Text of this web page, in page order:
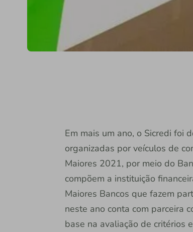
Em mais um ano, o Sicredi foi
organizadas por veículos de
Maiores 2021, por meio do
compõem a instituição
Maiores Bancos que fazem
neste ano conta com parceira
base na avaliação de critérios